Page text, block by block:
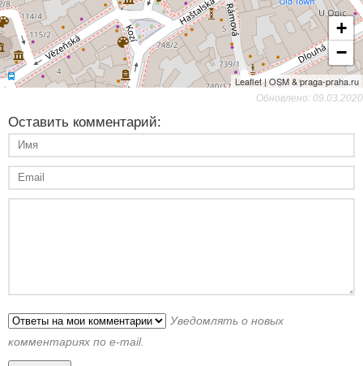
+
−
Leaflet | OSM & praga-praha.ru
Обновлено: 09.03.2020
Оставить комментарий:
Уведомлять о новых
комментариях по e-mail.